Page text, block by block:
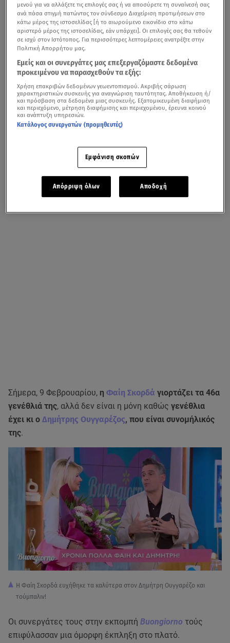
Σήμερα, 9 Φεβρουαρίου, η Φαίη Σκορδά γιορτάζει τα 46α
γενέθλιά της, αλλά δεν είναι η μόνη καθώς γενέθλια
έχει κι ο Δημήτρης Ουγγαρέζος, που είναι συνομήλικός
της.
Η Φαίη Σκορδά ευχήθηκε τα καλύτερα στον Δημήτρη Ουγγαρέζο και
τούμπαλιν!
Οι συνεργάτες τους στην εκπομπή Buongiorno τούς
επιφύλασσαν μια όμορφη έκπληξη στο πλατό.
μενού για να αλλάξετε τις επιλογές σας ή να αποσύρετε τη συναίνεσή σας
ανά πάσα στιγμή πατώντας τον σύνδεσμο Διαχείριση προτιμήσεων στο
κάτω μέρος της ιστοσελίδας [ή το αιωρούμενο εικονίδιο στο κάτω
αριστερό μέρος της ιστοσελίδας, εάν υπάρχει]. Οι επιλογές σας θα τεθούν
σε ισχύ στον Ιστότοπος. Για περισσότερες λεπτομέρειες ανατρέξτε στην
Πολιτική Απορρήτου μας.
Εμείς και οι συνεργάτες μας επεξεργαζόμαστε δεδομένα
προκειμένου να παρασχεθούν τα εξής:
Χρήση επακριβών δεδομένων γεωεντοπισμού. Ακριβής σάρωση
χαρακτηριστικών συσκευής για αναγνώριση ταυτότητας. Αποθήκευση ή/
και πρόσβαση στα δεδομένα μιας συσκευής. Εξατομικευμένη διαφήμιση
και περιεχόμενο, μέτρηση διαφήμισης και περιεχομένου, έρευνα κοινού
και ανάπτυξη υπηρεσιών.
Κατάλογος συνεργατών (προμηθευτές)
Εμφάνιση σκοπών
Απόρριψη όλων Αποδοχή